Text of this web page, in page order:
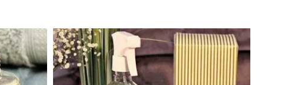
Compra rápida